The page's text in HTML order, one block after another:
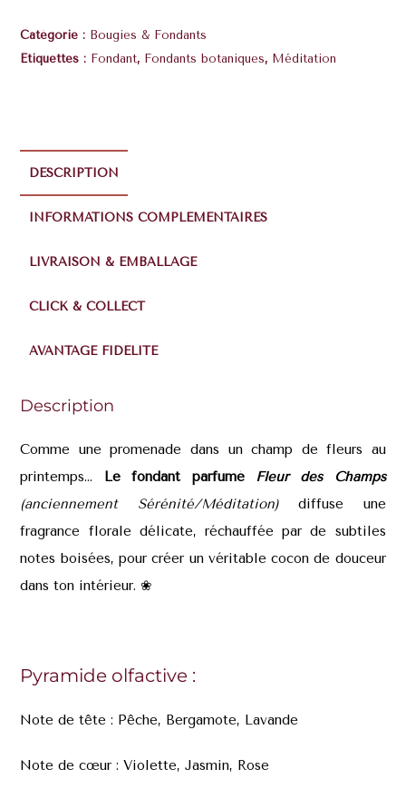
Catégorie : Bougies & Fondants
Étiquettes : Fondant, Fondants botaniques, Méditation
DESCRIPTION
INFORMATIONS COMPLÉMENTAIRES
LIVRAISON & EMBALLAGE
CLICK & COLLECT
AVANTAGE FIDÉLITÉ
Description
Comme une promenade dans un champ de fleurs au
printemps… Le fondant parfumé Fleur des Champs
(anciennement Sérénité/Méditation)diffuse une
fragrance florale délicate, réchauffée par de subtiles
notes boisées, pour créer un véritable cocon de douceur
dans ton intérieur. ❀
Pyramide olfactive :
Note de tête : Pêche, Bergamote, Lavande
Note de cœur : Violette, Jasmin, Rose